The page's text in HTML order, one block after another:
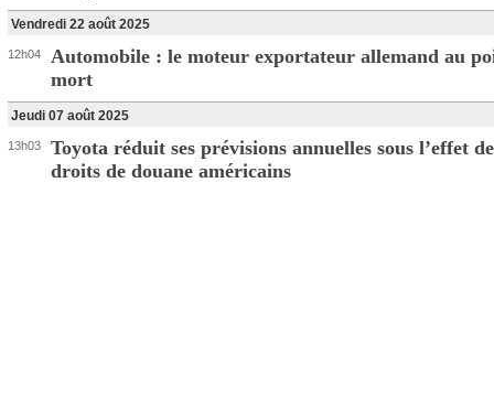
Vendredi 22 août 2025
12h04
Automobile : le moteur exportateur allemand au
mort
Jeudi 07 août 2025
13h03
Toyota réduit ses prévisions annuelles sous l’effet
droits de douane américains